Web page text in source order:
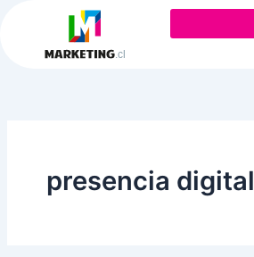
contenido
presencia digital